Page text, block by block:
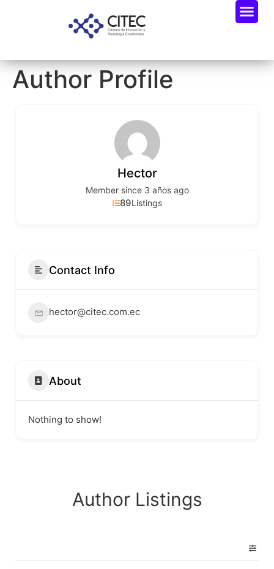
Author Profile
Hector
Member since 3 años ago
89Listings
Contact Info
hector@citec.com.ec
About
Nothing to show!
Author Listings